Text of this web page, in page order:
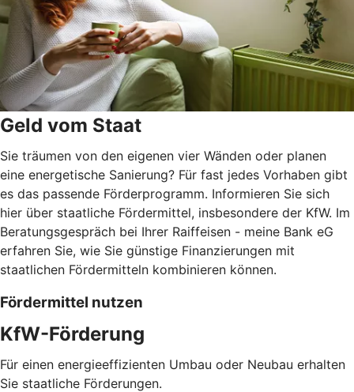
Geld vom Staat
Sie träumen von den eigenen vier Wänden oder planen
eine energetische Sanierung? Für fast jedes Vorhaben gibt
es das passende Förderprogramm. Informieren Sie sich
hier über staatliche Fördermittel, insbesondere der KfW. Im
Beratungsgespräch bei Ihrer Raiffeisen - meine Bank eG
erfahren Sie, wie Sie günstige Finanzierungen mit
staatlichen Fördermitteln kombinieren können.
Fördermittel nutzen
KfW-Förderung
Für einen energieeffizienten Umbau oder Neubau erhalten
Sie staatliche Förderungen.